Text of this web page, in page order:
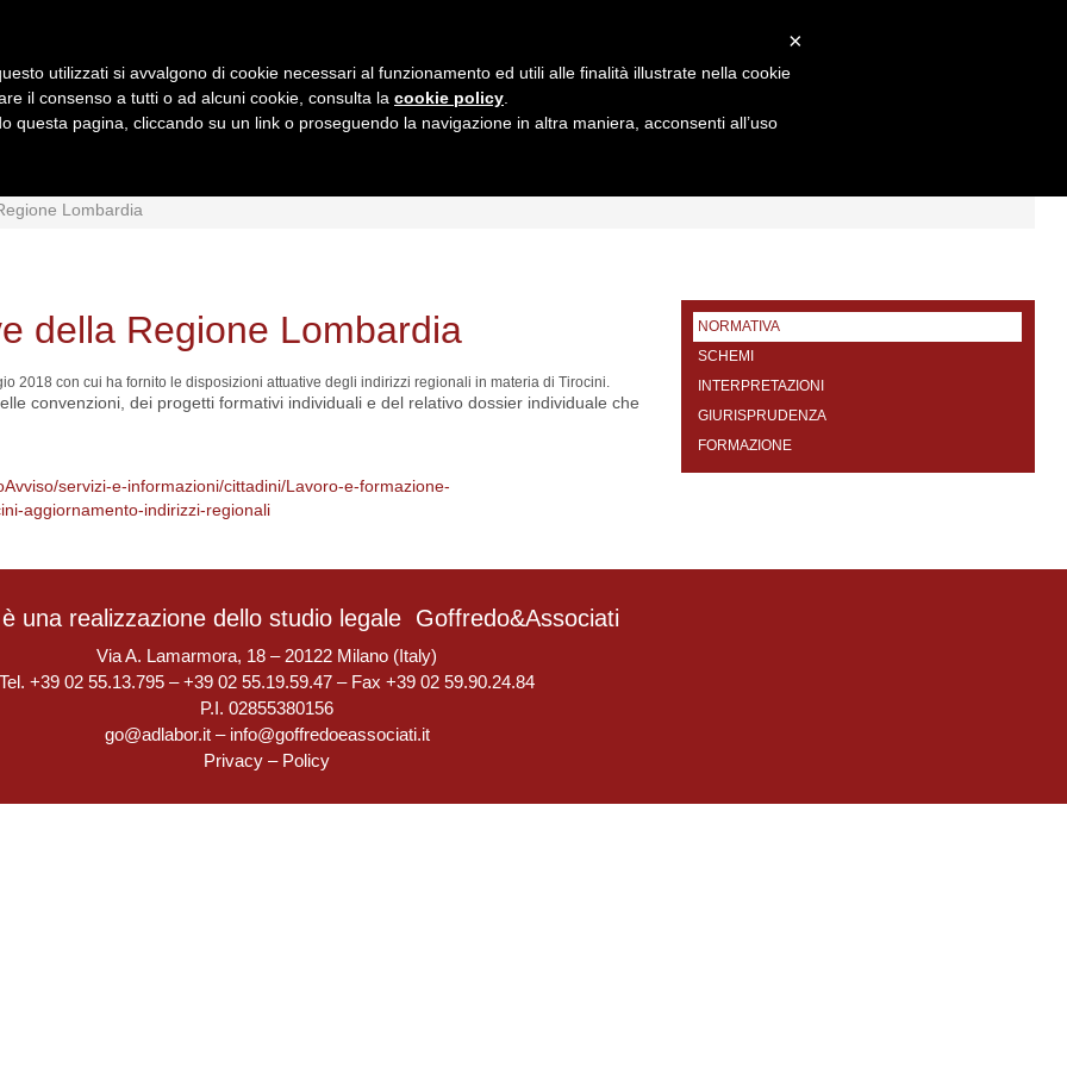
Lombardia
della Regione Lombardia
2018 con cui ha fornito le disposizioni attuative degli indirizzi regionali in materia di Tirocini.
convenzioni, dei progetti formativi individuali e del relativo dossier individuale che
servizi-e-informazioni/cittadini/Lavoro-e-formazione-
aggiornamento-indirizzi-regionali
NORMATIVA
SCHEMI
INTERPRETAZIONI
GIURISPRUDENZA
FORMAZIONE
una realizzazione dello studio legale Goffredo&Associati
Via A. Lamarmora, 18 – 20122 Milano (Italy)
Tel. +39 02 55.13.795 – +39 02 55.19.59.47 – Fax +39 02 59.90.24.84
P.I. 02855380156
go@adlabor.it– info@goffredoeassociati.it
Privacy – Policy
×
utilizzati si avvalgono di cookie necessari al funzionamento ed utili alle finalità illustrate nella cookie
il consenso a tutti o ad alcuni cookie, consulta la cookie policy
questa pagina, cliccando su un link o proseguendo la navigazione in altra maniera, acconsenti all’uso